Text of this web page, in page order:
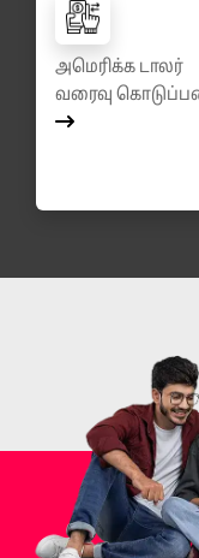
அமெரிக்க டாலர்
வரைவு